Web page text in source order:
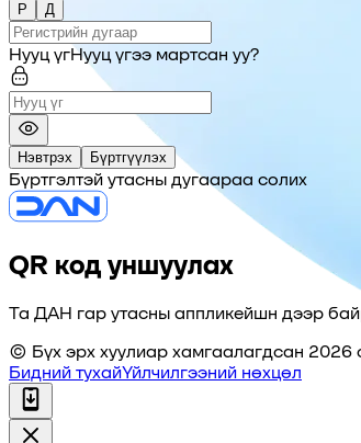
Р
Д
Нууц үгНууц үгээ мартсан уу?
Нэвтрэх Бүртгүүлэх
Бүртгэлтэй утасны дугаараа солих
QR код уншуулах
Та ДАН гар утасны аппликейшн дээр
© Бүх эрх хуулиар хамгаалагдсан 2026
Бидний тухайҮйлчилгээний нөхцөл